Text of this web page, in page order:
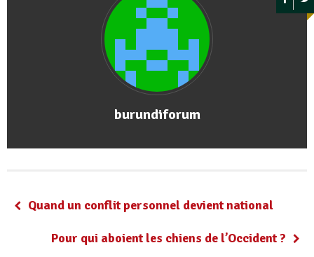
burundiforum
Quand un conflit personnel devient national
Pour qui aboient les chiens de l’Occident ?